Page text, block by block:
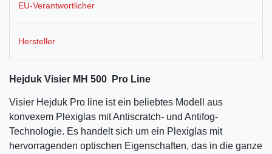
EU-Verantwortlicher
Hersteller
Hejduk Visier MH 500 Pro Line
Visier Hejduk Pro line ist ein beliebtes Modell aus
konvexem Plexiglas mit Antiscratch- und Antifog-
Technologie. Es handelt sich um ein Plexiglas mit
hervorragenden optischen Eigenschaften, das in die ganze